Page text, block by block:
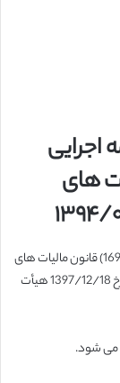
اجرایی
مالیات های
به پیوست تصویر اصلاحیه آئین نامه اجرایی تبصره (2) ماده (169) قانون مالیات های
مستقیم موضوع مصوبه شماره 170070/ت 55754هـ مورخ 1397/12/18 هیأت
می شود.